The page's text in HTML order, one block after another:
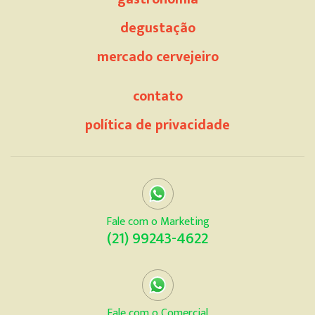
degustação
mercado cervejeiro
contato
política de privacidade
Fale com o Marketing
(21) 99243-4622